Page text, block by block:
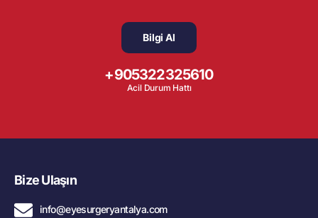
Bilgi Al
+905322325610
Acil Durum Hattı
Bize Ulaşın
info@eyesurgeryantalya.com